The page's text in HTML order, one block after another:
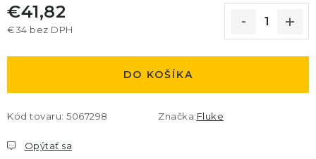
€41,82
€34 bez DPH
DO KOŠÍKA
Kód tovaru: 5067298 Značka:Fluke
Opýtať sa